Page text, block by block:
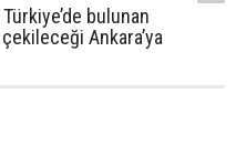
bulunan
Ankara’ya